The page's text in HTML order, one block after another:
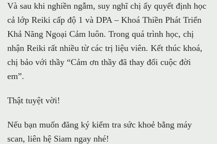
Và sau khi nghiền ngẫm, suy nghĩ chị ấy quyết định học
cả lớp Reiki cấp độ 1 và DPA – Khoá Thiền Phát Triển
Khả Năng Ngoại Cảm luôn. Trong quá trình học, chị
nhận Reiki rất nhiều từ các trị liệu viên. Kết thúc khoá,
chị bảo với thầy “Cảm ơn thầy đã thay đổi cuộc đời
em”.
Thật tuyệt vời!
Nếu bạn muốn đăng ký kiểm tra sức khoẻ bằng máy
scan, liên hệ Siam ngay nhé!